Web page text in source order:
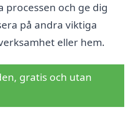
processen och ge dig
på andra viktiga
eller hem.
gratis och utan